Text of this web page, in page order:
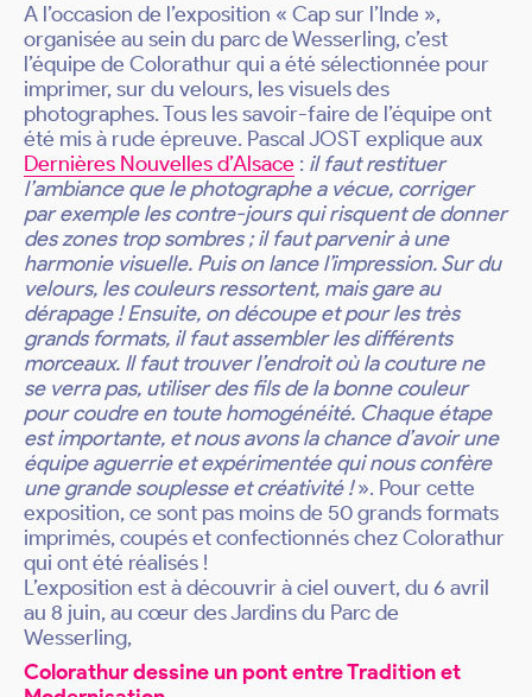
A l’occasion de l’exposition « Cap sur l’Inde »,
organisée au sein du parc de Wesserling, c’est
l’équipe de Colorathur qui a été sélectionnée pour
imprimer, sur du velours, les visuels des
photographes. Tous les savoir-faire de l’équipe ont
été mis à rude épreuve. Pascal JOST explique aux
Dernières Nouvelles d’Alsace : il faut restituer
l’ambiance que le photographe a vécue, corriger
par exemple les contre-jours qui risquent de donner
des zones trop sombres ; il faut parvenir à une
harmonie visuelle. Puis on lance l’impression. Sur du
velours, les couleurs ressortent, mais gare au
dérapage ! Ensuite, on découpe et pour les très
grands formats, il faut assembler les différents
morceaux. Il faut trouver l’endroit où la couture ne
se verra pas, utiliser des fils de la bonne couleur
pour coudre en toute homogénéité. Chaque étape
est importante, et nous avons la chance d’avoir une
équipe aguerrie et expérimentée qui nous confère
une grande souplesse et créativité !». Pour cette
exposition, ce sont pas moins de 50 grands formats
imprimés, coupés et confectionnés chez Colorathur
qui ont été réalisés !
L’exposition est à découvrir à ciel ouvert, du 6 avril
au 8 juin, au cœur des Jardins du Parc de
Wesserling,
Colorathur dessine un pont entre Tradition et